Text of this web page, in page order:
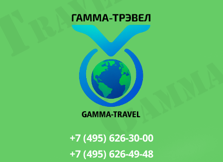
+7 (495) 626-30-00
+7 (495) 626-49-48